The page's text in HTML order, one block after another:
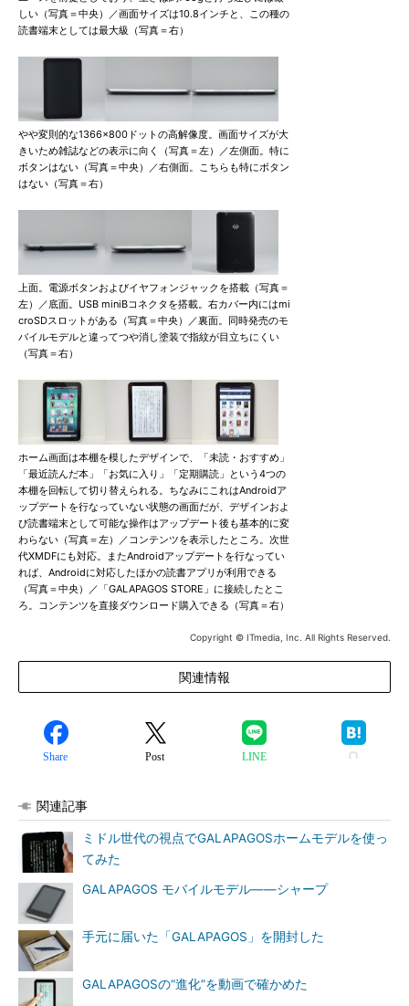
しい（写真＝中央）／画面サイズは10.8インチと、この種の
読書端末としては最大級（写真＝右）
やや変則的な1366×800ドットの高解像度。画面サイズが大
きいため雑誌などの表示に向く（写真＝左）／左側面。特に
ボタンはない（写真＝中央）／右側面。こちらも特にボタン
はない（写真＝右）
上面。電源ボタンおよびイヤフォンジャックを搭載（写真＝
左）／底面。USB miniBコネクタを搭載。右カバー内にはmi
croSDスロットがある（写真＝中央）／裏面。同時発売のモ
バイルモデルと違ってつや消し塗装で指紋が目立ちにくい
（写真＝右）
ホーム画面は本棚を模したデザインで、「未読・おすすめ」
「最近読んだ本」「お気に入り」「定期購読」という4つの
本棚を回転して切り替えられる。ちなみにこれはAndroidア
ップデートを行なっていない状態の画面だが、デザインおよ
び読書端末として可能な操作はアップデート後も基本的に変
わらない（写真＝左）／コンテンツを表示したところ。次世
代XMDFにも対応。またAndroidアップデートを行なってい
れば、Androidに対応したほかの読書アプリが利用できる
（写真＝中央）／「GALAPAGOS STORE」に接続したとこ
ろ。コンテンツを直接ダウンロード購入できる（写真＝右）
Copyright © ITmedia, Inc. All Rights Reserved.
関連情報
Share Post LINE
関連記事
ミドル世代の視点でGALAPAGOSホームモデルを使っ
てみた
GALAPAGOS モバイルモデル――シャープ
手元に届いた「GALAPAGOS」を開封した
GALAPAGOSの“進化”を動画で確かめた